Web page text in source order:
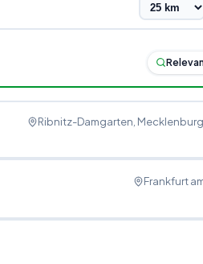
Ribnitz-Damgarten ,
Frankfurt